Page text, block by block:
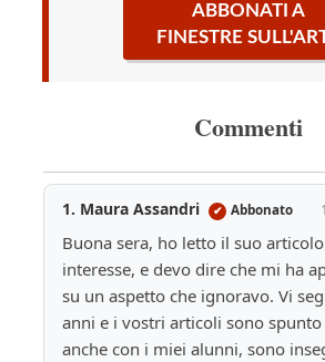
ABBONATI A
FINESTRE
Commenti
1. Maura Assandri ✔ Abbonato
Buona sera, ho letto il suo
interesse, e devo dire che mi ha
su un aspetto che ignoravo. Vi
anni e i vostri articoli sono
anche con i miei alunni, sono